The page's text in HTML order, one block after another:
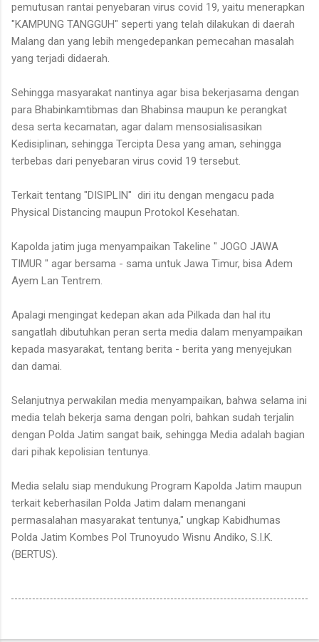
pemutusan rantai penyebaran virus covid 19, yaitu menerapkan
"KAMPUNG TANGGUH" seperti yang telah dilakukan di daerah
Malang dan yang lebih mengedepankan pemecahan masalah
yang terjadi didaerah.
Sehingga masyarakat nantinya agar bisa bekerjasama dengan
para Bhabinkamtibmas dan Bhabinsa maupun ke perangkat
desa serta kecamatan, agar dalam mensosialisasikan
Kedisiplinan, sehingga Tercipta Desa yang aman, sehingga
terbebas dari penyebaran virus covid 19 tersebut.
Terkait tentang "DISIPLIN" diri itu dengan mengacu pada
Physical Distancing maupun Protokol Kesehatan.
Kapolda jatim juga menyampaikan Takeline " JOGO JAWA
TIMUR " agar bersama - sama untuk Jawa Timur, bisa Adem
Ayem Lan Tentrem.
Apalagi mengingat kedepan akan ada Pilkada dan hal itu
sangatlah dibutuhkan peran serta media dalam menyampaikan
kepada masyarakat, tentang berita - berita yang menyejukan
dan damai.
Selanjutnya perwakilan media menyampaikan, bahwa selama ini
media telah bekerja sama dengan polri, bahkan sudah terjalin
dengan Polda Jatim sangat baik, sehingga Media adalah bagian
dari pihak kepolisian tentunya.
Media selalu siap mendukung Program Kapolda Jatim maupun
terkait keberhasilan Polda Jatim dalam menangani
permasalahan masyarakat tentunya," ungkap Kabidhumas
Polda Jatim Kombes Pol Trunoyudo Wisnu Andiko, S.I.K.
(BERTUS).